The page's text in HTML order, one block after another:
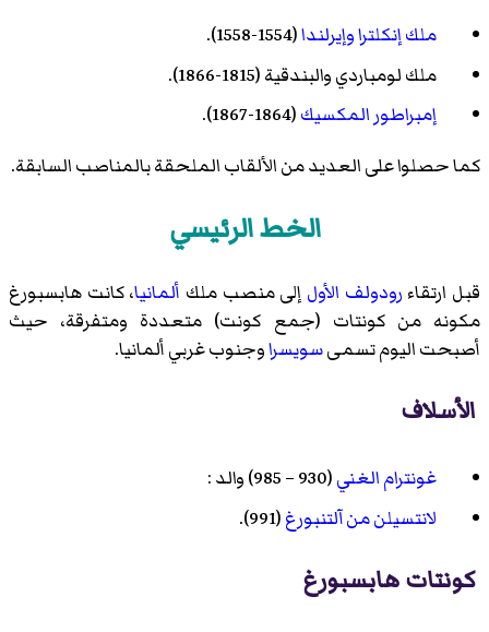
ملك إنكلترا وإيرلندا(1554-1558).
ملك لومباردي والبندقية (1815-1866).
إمبراطور المكسيك(1864-1867).
كما حصلوا على العديد من الألقاب الملحقة بالمناصب السابقة.
الخط الرئيسي
قبل ارتقاء رودولف الأول إلى منصب ملك ألمانيا، كانت هابسبورغ
مكونه من كونتات (جمع كونت) متعددة ومتفرقة، حيث
أصبحت اليوم تسمىسويسراوجنوب غربي ألمانيا.
الأسلاف
غونترام الغني(930 – 985) والد :
لانتسيلن من آلتنبورغ(991).
كونتات هابسبورغ